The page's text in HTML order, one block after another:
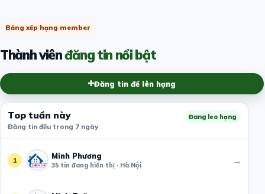
Bảng xếp hạng member
Thành viênđăng tin nổi bật
Đăng tin để lên hạng
Top tuần này
Đăng tin đều trong 7 ngày
Đang leo hạng
1 Minh Phương
35 tin đang hiển thị · Hà Nội →